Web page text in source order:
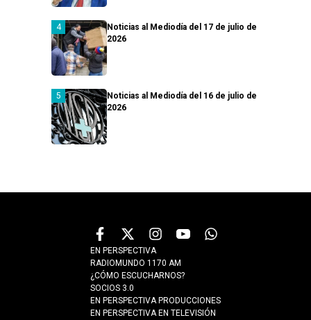
Noticias al Mediodía del 17 de julio de
2026
Noticias al Mediodía del 16 de julio de
2026
EN PERSPECTIVA
RADIOMUNDO 1170 AM
¿CÓMO ESCUCHARNOS?
SOCIOS 3.0
EN PERSPECTIVA PRODUCCIONES
EN PERSPECTIVA EN TELEVISIÓN